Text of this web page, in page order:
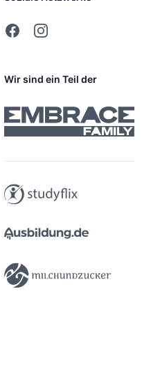
FacebookInstagram
Wir sind ein Teil der